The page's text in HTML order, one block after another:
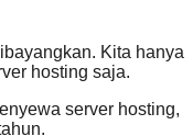
Kita hanya
hosting saja.
server hosting,